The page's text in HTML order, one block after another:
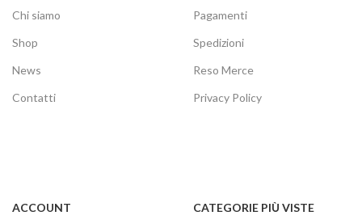
Chi siamo
Shop
News
Contatti
Pagamenti
Spedizioni
Reso Merce
Privacy Policy
ACCOUNT
CATEGORIE PIÙ VISTE